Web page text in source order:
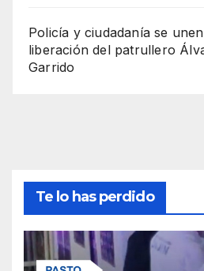
Policía y ciudadanía se
liberación del patrullero
Garrido
Te lo has perdido